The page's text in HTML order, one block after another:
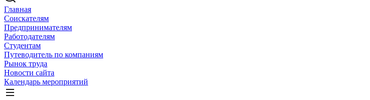
Главная
Соискателям
Предпринимателям
Работодателям
Студентам
Путеводитель по компаниям
Рынок труда
Новости сайта
Календарь мероприятий